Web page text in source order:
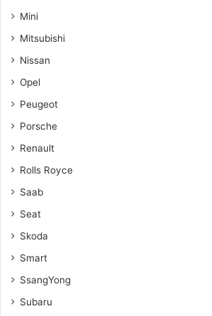
Mini
Mitsubishi
Nissan
Opel
Peugeot
Porsche
Renault
Rolls Royce
Saab
Seat
Skoda
Smart
SsangYong
Subaru